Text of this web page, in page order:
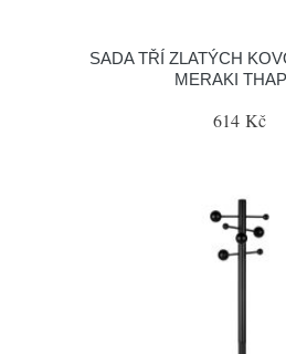
SADA TŘÍ ZLATÝCH
MERAKI
614 Kč